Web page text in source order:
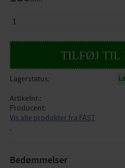
Lagerstatus
Artikelnr.
Producent
Vis alle produkter fra FAST
.
Bedømmelser